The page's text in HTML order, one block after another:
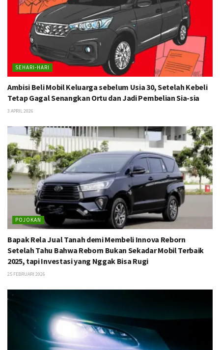
SEHARI-HARI
Ambisi Beli Mobil Keluarga sebelum Usia 30, Setelah Kebeli
Tetap Gagal Senangkan Ortu dan Jadi Pembelian Sia-sia
3 APRIL 2026
POJOKAN
Bapak Rela Jual Tanah demi Membeli Innova Reborn
Setelah Tahu Bahwa Reborn Bukan Sekadar Mobil Terbaik
2025, tapi Investasi yang Nggak Bisa Rugi
25 FEBRUARI 2026